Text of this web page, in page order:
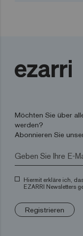
Möchten Sie über
werden?
Abonnieren Sie
Hiermit erkläre ich,
EZARRI Newsletters
Registrieren